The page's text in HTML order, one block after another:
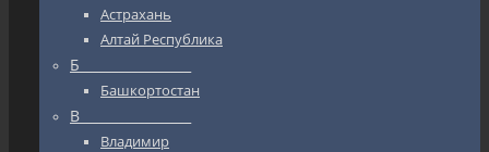
Астрахань
Алтай Республика
Б_________________
Башкортостан
В_________________
Владимир